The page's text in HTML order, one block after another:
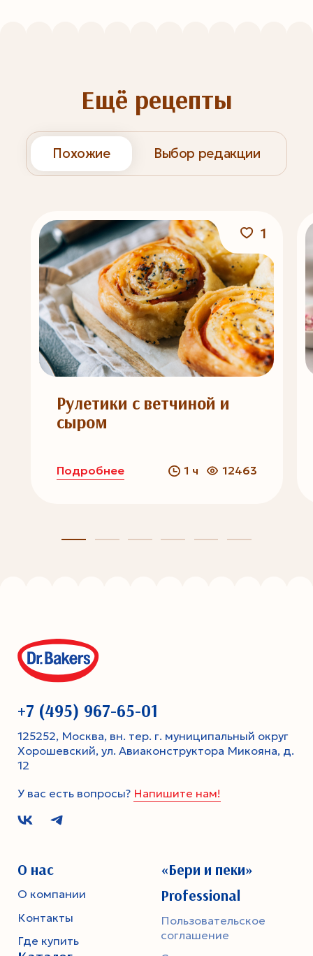
Ещё рецепты
Похожие Выбор редакции
1
Рулетики с ветчиной и
сыром
Подробнее 1 ч 12463
+7 (495) 967-65-01
125252, Москва, вн. тер. г. муниципальный округ
Хорошевский, ул. Авиаконструктора Микояна, д.
12
У вас есть вопросы? Напишите нам!
О нас
О компании
Контакты
Где купить
«Бери и пеки»
Professional
Пользовательское
соглашение